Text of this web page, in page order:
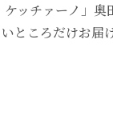
ッチァーノ」奥
ところだけお届